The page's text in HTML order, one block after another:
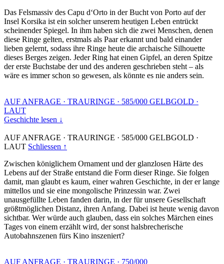
Das Felsmassiv des Capu d‘Orto in der Bucht von Porto auf der
Insel Korsika ist ein solcher unserem heutigen Leben entrückt
scheinender Spiegel. In ihm haben sich die zwei Menschen, denen
diese Ringe gelten, erstmals als Paar erkannt und bald einander
lieben gelernt, sodass ihre Ringe heute die archaische Silhouette
dieses Berges zeigen. Jeder Ring hat einen Gipfel, an deren Spitze
der erste Buchstabe der und des anderen geschrieben steht – als
wäre es immer schon so gewesen, als könnte es nie anders sein.
AUF ANFRAGE · TRAURINGE · 585/000 GELBGOLD ·
LAUT
Geschichte lesen ↓
AUF ANFRAGE · TRAURINGE · 585/000 GELBGOLD ·
LAUT Schliessen ↑
Zwischen königlichem Ornament und der glanzlosen Härte des
Lebens auf der Straße entstand die Form dieser Ringe. Sie folgen
damit, man glaubt es kaum, einer wahren Geschichte, in der er lange
mittellos und sie eine mongolische Prinzessin war. Zwei
unausgefüllte Leben fanden darin, in der für unsere Gesellschaft
größtmöglichen Distanz, ihren Anfang. Dabei ist heute wenig davon
sichtbar. Wer würde auch glauben, dass ein solches Märchen eines
Tages von einem erzählt wird, der sonst halsbrecherische
Autobahnszenen fürs Kino inszeniert?
AUF ANFRAGE · TRAURINGE · 750/000